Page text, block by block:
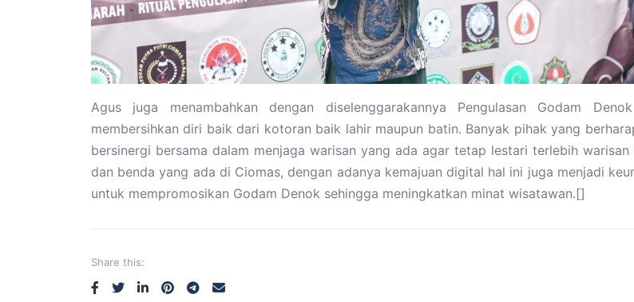
Agus juga menambahkan dengan diselenggarakannya Pengulasan Godam
membersihkan diri baik dari kotoran baik lahir maupun batin. Banyak pihak yang
bersinergi bersama dalam menjaga warisan yang ada agar tetap lestari terlebih warisan
dan benda yang ada di Ciomas, dengan adanya kemajuan digital hal ini juga menjadi
untuk mempromosikan Godam Denok sehingga meningkatkan minat wisatawan.[]
Share this: